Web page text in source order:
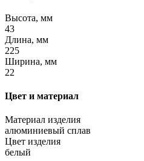
Высота, мм
43
Длина, мм
225
Ширина, мм
22
Цвет и материал
Материал изделия
алюминиевый сплав
Цвет изделия
белый